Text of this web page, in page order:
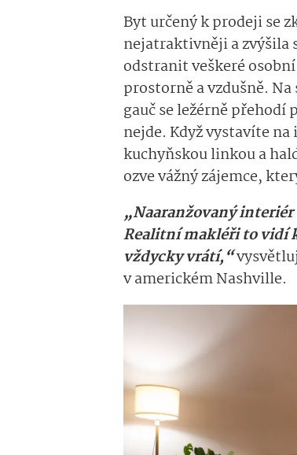
Byt určený k prodeji se
nejatraktivněji a zvýšila
odstranit veškeré
prostorně a vzdušně.
gauč se ležérně přehodí
nejde. Když vystavíte
kuchyňskou linkou a
ozve vážný zájemce,
„Naaranžovaný interiér
Realitní makléři to vidí
vždycky vrátí,“
v americkém Nashville.